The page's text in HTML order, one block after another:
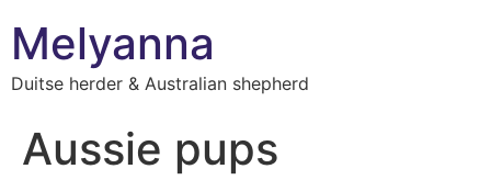
Melyanna
Duitse herder & Australian shepherd
Aussie pups